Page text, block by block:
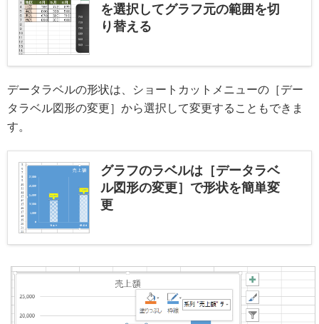
を選択してグラフ元の範囲を切
り替える
データラベルの形状は、ショートカットメニューの［デー
タラベル図形の変更］から選択して変更することもできま
す。
グラフのラベルは［データラベ
ル図形の変更］で形状を簡単変
更